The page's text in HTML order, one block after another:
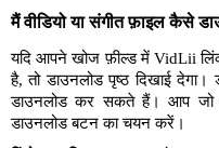
मैं वीडियो या संगीत फ़ाइल कैसे
यदि आपने खोज फ़ील्ड में VidLii
है, तो डाउनलोड पृष्ठ दिखाई देगा।
डाउनलोड कर सकते हैं। आप जो
डाउनलोड बटन का चयन करें।